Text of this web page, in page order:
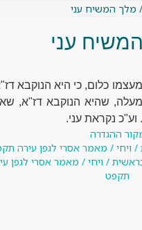
מלך המשיח עני
עני
כלום, כי היא הנוקבא
שהיא הנוקבא דז"א,
נקראת עני.
ההגדרה
ויחי / מאמר אסרי לגפן עירה
/ ויחי / מאמר אסרי לגפן
תקפט